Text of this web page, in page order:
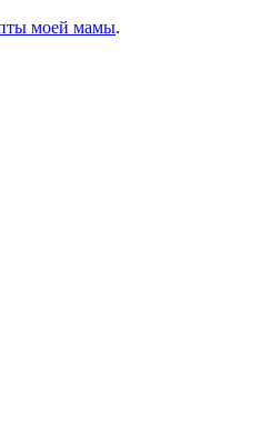
моей мамы.